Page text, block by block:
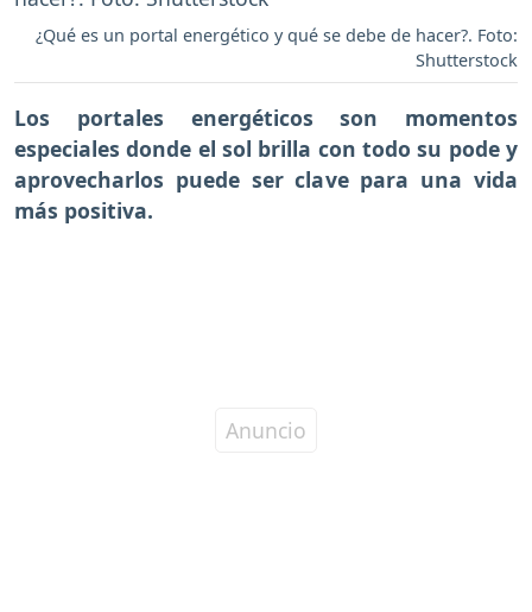
¿Qué es un portal energético y qué se debe de hacer?. Foto:
Shutterstock
Los portales energéticos son momentos
especiales donde el sol brilla con todo su pode y
aprovecharlos puede ser clave para una vida
más positiva.